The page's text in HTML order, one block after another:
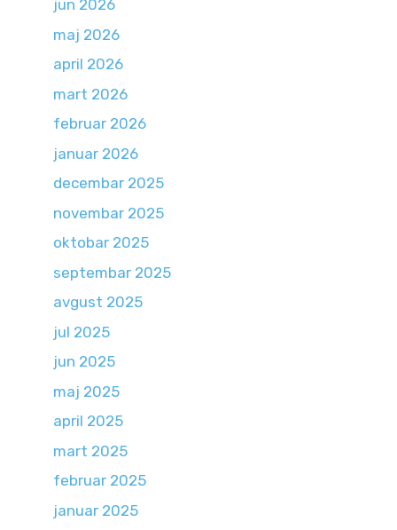
jun 2026
maj 2026
april 2026
mart 2026
februar 2026
januar 2026
decembar 2025
novembar 2025
oktobar 2025
septembar 2025
avgust 2025
jul 2025
jun 2025
maj 2025
april 2025
mart 2025
februar 2025
januar 2025